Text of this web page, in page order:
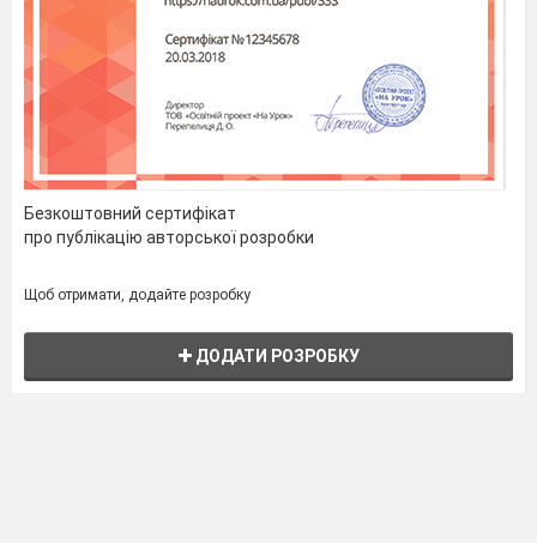
Безкоштовний сертифікат
про публікацію авторської розробки
Щоб отримати, додайте розробку
ДОДАТИ РОЗРОБКУ